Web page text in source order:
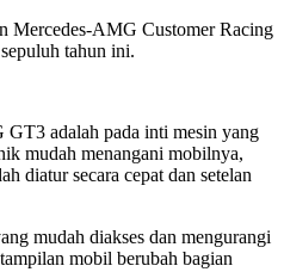
Mercedes-AMG Customer Racing
tahun ini.
GT3 adalah pada inti mesin yang
mudah menangani mobilnya,
diatur secara cepat dan setelan
mudah diakses dan mengurangi
mobil berubah bagian